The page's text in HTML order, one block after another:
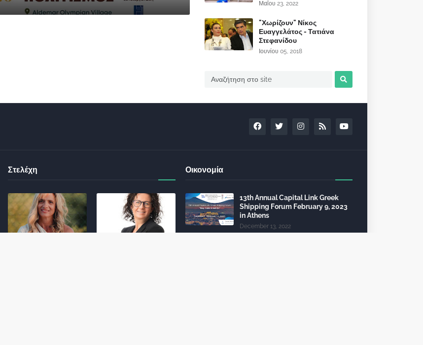
Μαΐου 23, 2022
"Χωρίζουν" Νίκος
Ευαγγελάτος - Τατιάνα
Στεφανίδου
Ιουνίου 05, 2018
Στελέχη Οικονομία
13th Annual Capital Link Greek
Shipping Forum February 9, 2023
in Athens
December 13, 2022